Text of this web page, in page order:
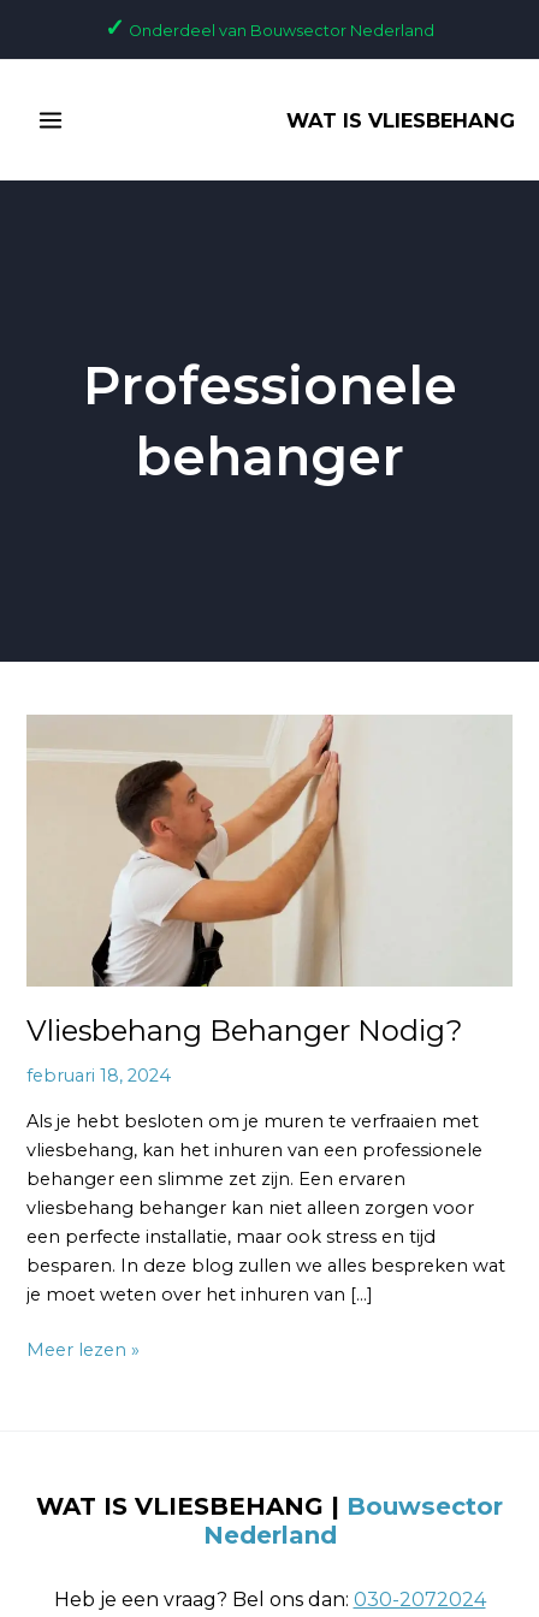
✓ Onderdeel van Bouwsector Nederland
MENU
WAT IS VLIESBEHANG
Professionele
behanger
Vliesbehang Behanger Nodig?
februari 18, 2024
Als je hebt besloten om je muren te verfraaien met
vliesbehang, kan het inhuren van een professionele
behanger een slimme zet zijn. Een ervaren
vliesbehang behanger kan niet alleen zorgen voor
een perfecte installatie, maar ook stress en tijd
besparen. In deze blog zullen we alles bespreken wat
je moet weten over het inhuren van […]
Behanger
Meer lezen »
WAT IS VLIESBEHANG | Bouwsector
Nederland
Heb je een vraag? Bel ons dan: 030-2072024